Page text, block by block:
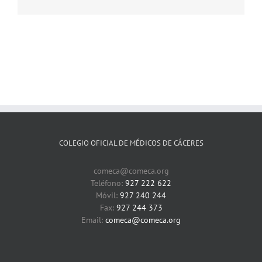
COLEGIO OFICIAL DE MÉDICOS DE CÁCERES
comeca@comeca.org
Teléfono: 927 222 622
Móvil: 927 240 244
Fax: 927 244 373
Email: comeca@comeca.org